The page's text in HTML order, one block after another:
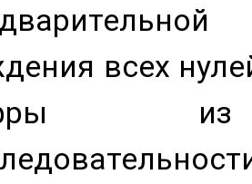
всех
из